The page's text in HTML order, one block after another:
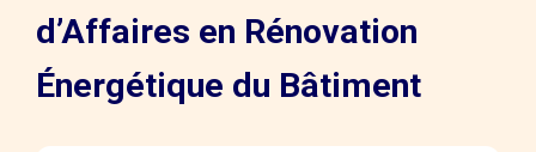
d’Affaires en Rénovation
Énergétique du Bâtiment